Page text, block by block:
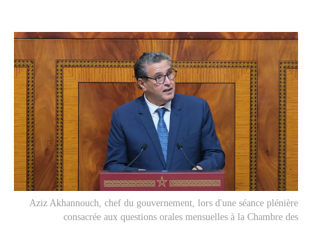
Aziz Akhannouch, chef du gouvernement, lors d'une séance plénière
consacrée aux questions orales mensuelles à la Chambre des